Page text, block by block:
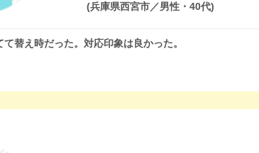
(兵庫県西宮市／男性・40代)
替え時だった。対応印象は良かった。